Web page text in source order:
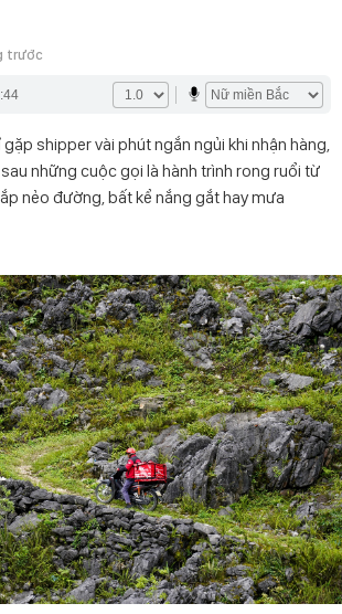
trước
shipper vài phút ngắn ngủi khi nhận hàng,
những cuộc gọi là hành trình rong ruổi từ
nẻo đường, bất kể nắng gắt hay mưa